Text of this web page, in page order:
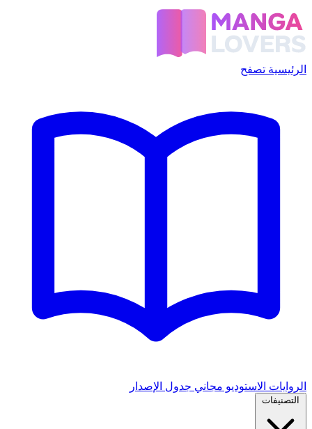
الرئيسية تصفح
الروايات الاستوديو مجاني جدول الإصدار
التصنيفات